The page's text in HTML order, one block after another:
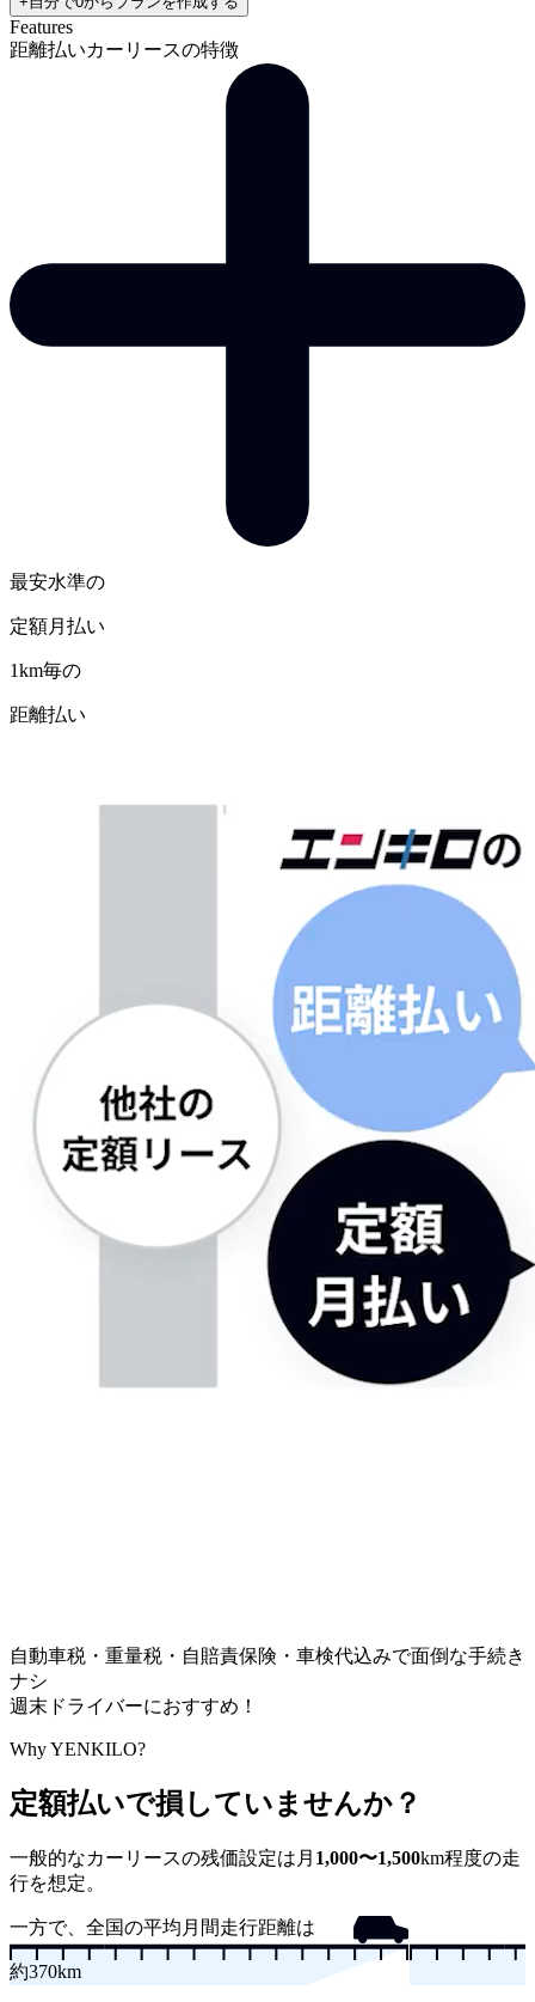
Features
距離払いカーリースの特徴
最安水準の
定額月払い
1km毎の
距離払い
自動車税・重量税・自賠責保険・車検代込みで面倒な手続き
ナシ
週末ドライバーにおすすめ！
Why YENKILO?
定額払いで損していませんか？
一般的なカーリースの残価設定は 月 1,000〜1,500km程度の走
行を想定。
一方で、全国の平均月間走行距離は
約370km